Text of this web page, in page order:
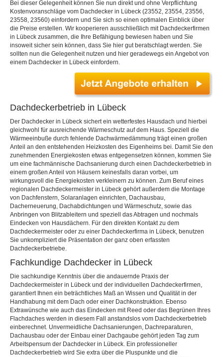
Bei dieser Gelegenheit können Sie nun direkt und ohne Verpflichtung
Kostenvoranschläge vom Dachdecker in Lübeck (23552, 23554, 23556,
23558, 23560) einfordern und Sie sich so einen optimalen Einblick über
die Preise erstellen. Wir kooperieren ausschließlich mit Dachdeckerfirmen
in Lübeck zusammen, die Ihre Befähigung bewiesen haben und Sie
insoweit sicher sein können, dass Sie hier gut beratschlagt werden. Sie
sollten nun die Gelegenheit nutzen und hier geradewegs ein Angebot von
einem Dachdecker in Lübeck einfordern.
Dachdeckerbetrieb in Lübeck
Der Dachdecker in Lübeck sichert ein wetterfestes Hausdach und hierbei
gleichwohl für ausreichende Wärmeschutz auf dem Haus. Speziell die
Wärmeeinbuße durch fehlende Dachwärmedämmung trägt einen großen
Anteil an den entstehenden Heizkosten des Eigenheims bei. Damit Sie den
zunehmenden Energiekosten etwas entgegensetzen können, kommen Sie
um eine fachmännische Dachsanierung durch einen Dachdeckerbetrieb in
einem großen Anteil von Häusern keinesfalls daran vorbei, um
wirkungsvoll die Energiekosten verkleinern zu können. Zum Beruf eines
regionalen Dachdeckermeister in Lübeck gehört außerdem die Montage
von Dachfenstern, Solaranlagen einrichten, Dachausbau,
Dacherneuerung, Dachabdichtungen und Wärmeschutz, sowie das
Anbringen von Blitzableitern und speziell das Abtragen und nochmals
Eindecken von Hausdächern. Für den direkten Kontakt zu dem
Dachdeckermeister oder zu einer Dachdeckerfirma in Lübeck, benutzen
Sie unkompliziert die Präsentation der ganz oben erfassten
Dachdeckerbetriebe.
Fachkundige Dachdecker in Lübeck
Die sachkundige Kenntnis über die andauernde Praxis der
Dachdeckermeister in Lübeck und der individuellen Dachdeckerfirmen,
garantiert Ihnen ein beträchtliches Maß an Wissen und Qualität in der
Handhabung mit dem Dach oder einer Dachkonstruktion. Ebenso
Extrawünsche wie auch das Eindecken mit Reed oder das Begrünen Ihres
Flachdaches werden in diesem Fall anstandslos vom Dachdeckerbetrieb
einberechnet. Unvermeidliche Dachsanierungen, Dachreparaturen,
Dachausbau oder der Einbau einer Dachgaube gehört jeden Tag zum
Arbeitspensum der Dachdecker in Lübeck. Ein professioneller
Dachdeckerbetrieb wird Sie extra über die Pluspunkte und die